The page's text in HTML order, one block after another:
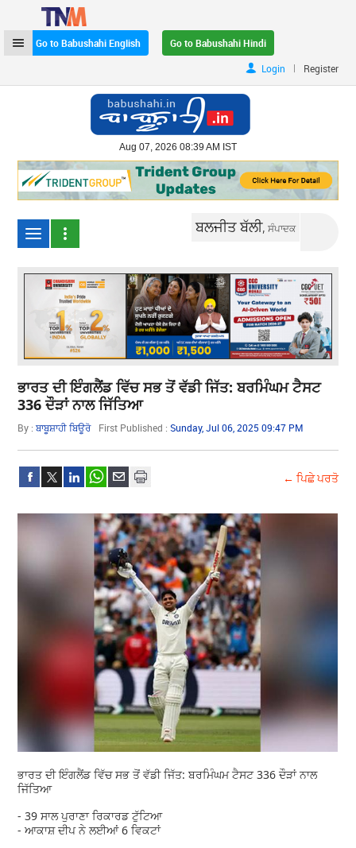
Go to Babushahi English
Go to Babushahi Hindi
Login
| Register
Aug 07, 2026 08:39 AM IST
ਬਲਜੀਤ ਬੱਲੀ,ਸੰਪਾਦਕ
ਭਾਰਤ ਦੀ ਇੰਗਲੈਂਡ ਵਿੱਚ ਸਭ ਤੋਂ ਵੱਡੀ ਜਿੱਤ: ਬਰਮਿੰਘਮ ਟੈਸਟ
336 ਦੌੜਾਂ ਨਾਲ ਜਿੱਤਿਆ
By :ਬਾਬੂਸ਼ਾਹੀ ਬਿਊਰੋ First Published :Sunday, Jul 06, 2025 09:47 PM
← ਪਿਛੇ ਪਰਤੋ
ਭਾਰਤ ਦੀ ਇੰਗਲੈਂਡ ਵਿੱਚ ਸਭ ਤੋਂ ਵੱਡੀ ਜਿੱਤ: ਬਰਮਿੰਘਮ ਟੈਸਟ 336 ਦੌੜਾਂ ਨਾਲ
ਜਿੱਤਿਆ
- 39 ਸਾਲ ਪੁਰਾਣਾ ਰਿਕਾਰਡ ਟੁੱਟਿਆ
- ਆਕਾਸ਼ ਦੀਪ ਨੇ ਲਈਆਂ 6 ਵਿਕਟਾਂ